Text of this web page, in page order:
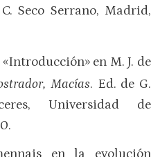
Seco Serrano, Madrid,
«Introducción» en M. J. de
Macías. Ed. de G.
Universidad de
en la evolución